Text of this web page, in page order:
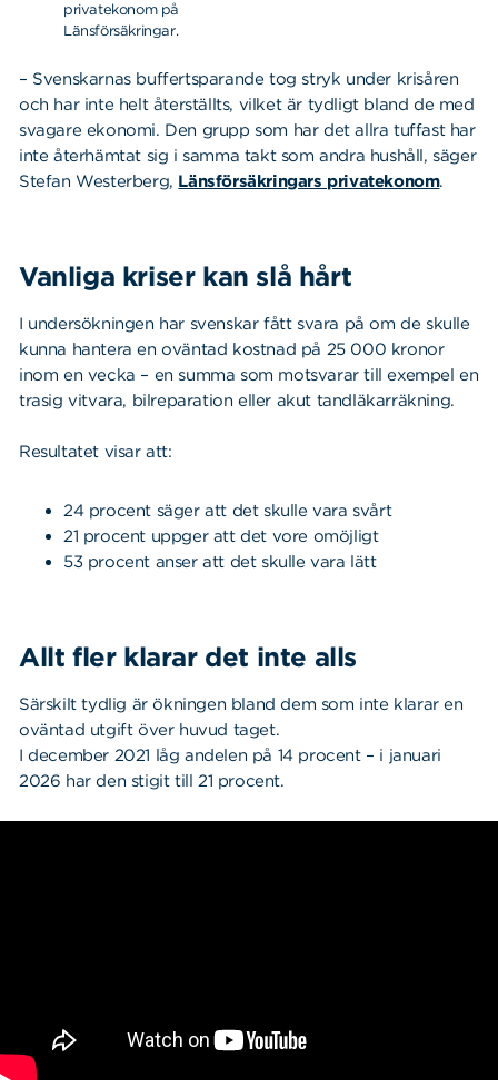
privatekonom på
Länsförsäkringar.
– Svenskarnas buffertsparande tog stryk under krisåren
och har inte helt återställts, vilket är tydligt bland de med
svagare ekonomi. Den grupp som har det allra tuffast har
inte återhämtat sig i samma takt som andra hushåll, säger
Stefan Westerberg, Länsförsäkringars privatekonom.
Vanliga kriser kan slå hårt
I undersökningen har svenskar fått svara på om de skulle
kunna hantera en oväntad kostnad på 25 000 kronor
inom en vecka – en summa som motsvarar till exempel en
trasig vitvara, bilreparation eller akut tandläkarräkning.
Resultatet visar att:
24 procent säger att det skulle vara svårt
21 procent uppger att det vore omöjligt
53 procent anser att det skulle vara lätt
Allt fler klarar det inte alls
Särskilt tydlig är ökningen bland dem som inte klarar en
oväntad utgift över huvud taget.
I december 2021 låg andelen på 14 procent – i januari
2026 har den stigit till 21 procent.